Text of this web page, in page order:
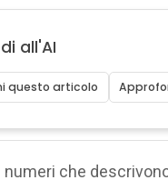
all'AI
questo articolo
numeri che